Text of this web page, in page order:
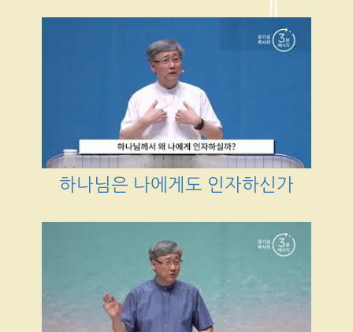
하나님은 나에게도 인자하신가